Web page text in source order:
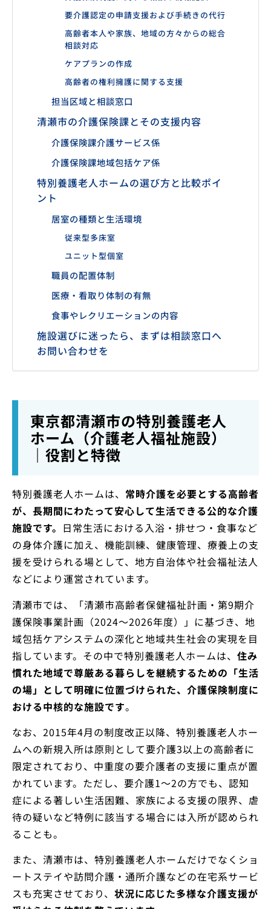
要介護認定の申請支援および手続きの代行
高齢者本人や家族、地域の方々からの総合
相談対応
ケアプランの作成
高齢者の権利擁護に関する支援
担当区域と相談窓口
清瀬市の介護保険課とその支援内容
介護保険課介護サービス係
介護保険課地域包括ケア係
特別養護老人ホームの選び方と比較ポイ
ント
居室の種類と生活環境
従来型多床室
ユニット型個室
職員の配置体制
医療・看取り体制の有無
食事やレクリエーションの内容
施設選びに迷ったら、まずは相談窓口へ
お問い合わせを
東京都清瀬市の特別養護老人
ホーム（介護老人福祉施設）
｜役割と特徴
特別養護老人ホームは、 常時介護を必要とする高齢者
が、長期間にわたって安心して生活できる公的な介護
施設です。 日常生活における入浴・排せつ・食事など
の身体介護に加え、機能訓練、健康管理、療養上の支
援を受けられる場として、地方自治体や社会福祉法人
などにより運営されています。
清瀬市では、「清瀬市高齢者保健福祉計画・第9期介
護保険事業計画（2024〜2026年度）」に基づき、地
域包括ケアシステムの深化と地域共生社会の実現を目
指しています。その中で特別養護老人ホームは、 住み
慣れた地域で尊厳ある暮らしを継続するための「生活
の場」として明確に位置づけられた、介護保険制度に
おける中核的な施設です。
なお、2015年4月の制度改正以降、特別養護老人ホー
ムへの新規入所は原則として要介護3以上の高齢者に
限定されており、中重度の要介護者の支援に重点が置
かれています。ただし、要介護1〜2の方でも、認知
症による著しい生活困難、家族による支援の限界、虐
待の疑いなど特例に該当する場合には入所が認められ
ることも。
また、清瀬市は、特別養護老人ホームだけでなくショ
ートステイや訪問介護・通所介護などの在宅系サービ
スも充実させており、 状況に応じた多様な介護支援が